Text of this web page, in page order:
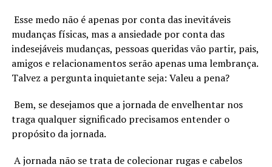
Esse medo não é apenas por conta das inevitáveis
mudanças físicas, mas a ansiedade por conta das
indesejáveis mudanças, pessoas queridas vão partir, pais,
amigos e relacionamentos serão apenas uma lembrança.
Talvez a pergunta inquietante seja: Valeu a pena?
Bem, se desejamos que a jornada de envelhentar nos
traga qualquer significado precisamos entender o
propósito da jornada.
A jornada não se trata de colecionar rugas e cabelos